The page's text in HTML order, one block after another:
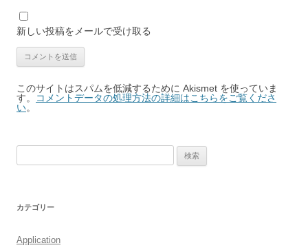
新しい投稿をメールで受け取る
このサイトはスパムを低減するために Akismet を使っていま
す。
コメントデータの処理方法の詳細はこちらをご覧くださ
い。
カテゴリー
Application